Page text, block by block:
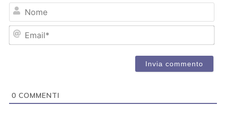
N
m
E
a
0 COMMENTI